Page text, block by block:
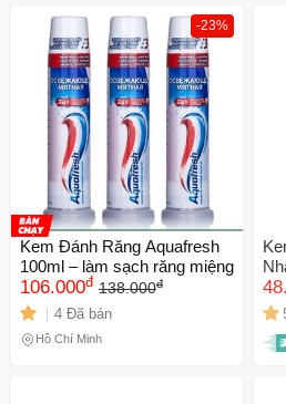
-23%
Kem Đánh Răng Aquafresh
100ml – làm sạch răng miệng
106.000đ 138.000đ
4 Đã bán
Hồ Chí Minh